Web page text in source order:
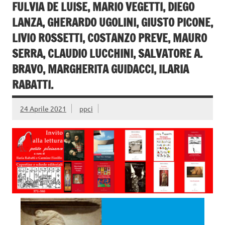
FULVIA DE LUISE, MARIO VEGETTI, DIEGO
LANZA, GHERARDO UGOLINI, GIUSTO PICONE,
LIVIO ROSSETTI, COSTANZO PREVE, MAURO
SERRA, CLAUDIO LUCCHINI, SALVATORE A.
BRAVO, MARGHERITA GUIDACCI, ILARIA
RABATTI.
24 Aprile 2021 ppci